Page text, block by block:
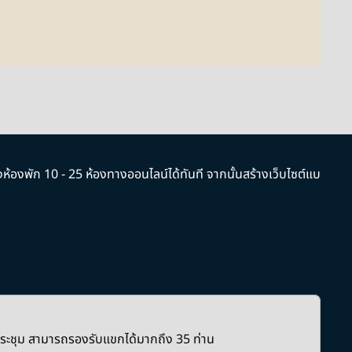
องพัก 10 - 25 ห้องทางออนไลน์ได้ทันที จากนั้นสร้างเว็บไซต์แบ
ชุม สามารถรองรับแขกได้มากถึง 35 ท่าน